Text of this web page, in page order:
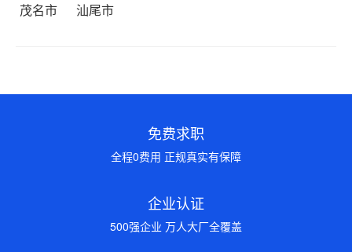
茂名市
汕尾市
免费求职
全程0费用 正规真实有保障
企业认证
500强企业 万人大厂全覆盖